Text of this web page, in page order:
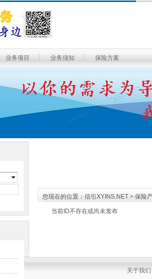
业务项目 业务须知 保险方案
您现在的位置： 信引XYINS.NET > 保险
当前ID不存在或尚未发布
关于我们